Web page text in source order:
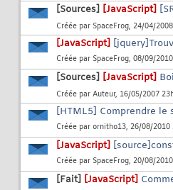
[Sources] [JavaScript]
Créée par SpaceFrog, 24/04/
[JavaScript]
Créée par SpaceFrog, 08/09/
[Sources] [JavaScript]
Créée par Auteur, 16/05/2007
[HTML5] Comprendre le
Créée par ornitho13, 26/08/2010
[JavaScript]
Créée par SpaceFrog, 20/08/
[Fait] [JavaScript]